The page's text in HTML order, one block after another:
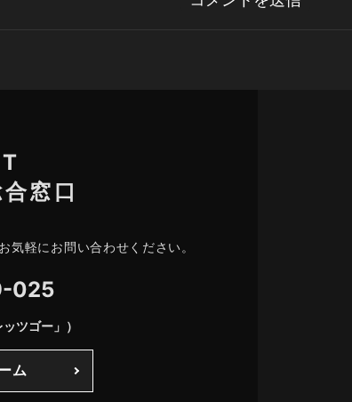
窓口
気軽にお問い合わせください。
025
ツゴー」）
ム